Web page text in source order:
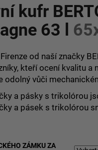
kufr
63 l
od naší značky
kteří ocení kvalitu
odolný vůči
a pásky s trikolórou
a pásek s trikolórou
ZÁMKU ZA